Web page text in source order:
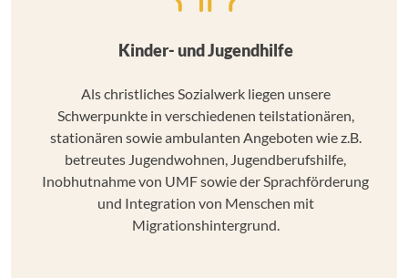
Kinder- und Jugendhilfe
Als christliches Sozialwerk liegen unsere
Schwerpunkte in verschiedenen teilstationären,
stationären sowie ambulanten Angeboten wie z.B.
betreutes Jugendwohnen, Jugendberufshilfe,
Inobhutnahme von UMF sowie der Sprachförderung
und Integration von Menschen mit
Migrationshintergrund.